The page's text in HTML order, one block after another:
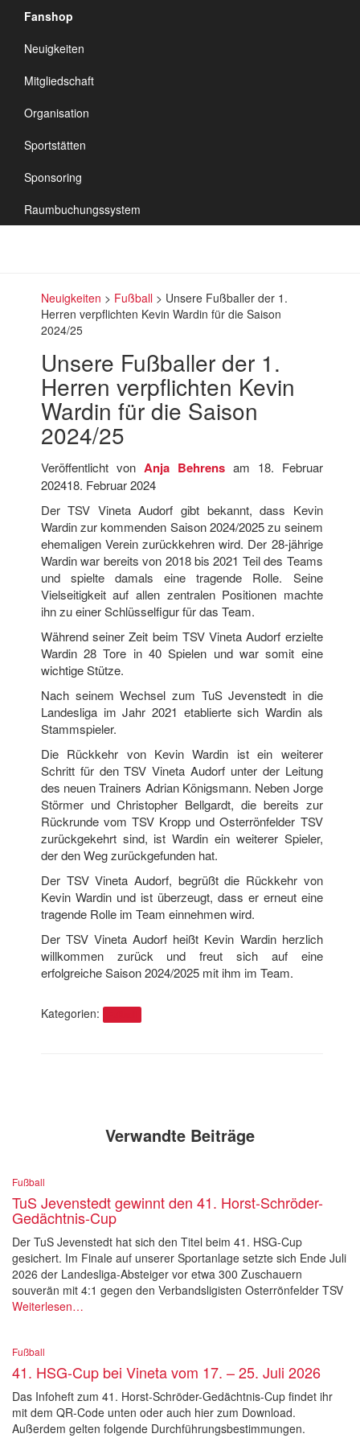
Fanshop
Neuigkeiten
Mitgliedschaft
Organisation
Sportstätten
Sponsoring
Raumbuchungssystem
TSV Vineta
Audorf
Neuigkeiten > Fußball> Unsere Fußballer der 1.
Herren verpflichten Kevin Wardin für die Saison
2024/25
Unsere Fußballer der 1.
Herren verpflichten Kevin
Wardin für die Saison
2024/25
Veröffentlicht von Anja Behrensam 18. Februar
202418. Februar 2024
Der TSV Vineta Audorf gibt bekannt, dass Kevin
Wardin zur kommenden Saison 2024/2025 zu seinem
ehemaligen Verein zurückkehren wird. Der 28-jährige
Wardin war bereits von 2018 bis 2021 Teil des Teams
und spielte damals eine tragende Rolle. Seine
Vielseitigkeit auf allen zentralen Positionen machte
ihn zu einer Schlüsselfigur für das Team.
Während seiner Zeit beim TSV Vineta Audorf erzielte
Wardin 28 Tore in 40 Spielen und war somit eine
wichtige Stütze.
Nach seinem Wechsel zum TuS Jevenstedt in die
Landesliga im Jahr 2021 etablierte sich Wardin als
Stammspieler.
Die Rückkehr von Kevin Wardin ist ein weiterer
Schritt für den TSV Vineta Audorf unter der Leitung
des neuen Trainers Adrian Königsmann. Neben Jorge
Störmer und Christopher Bellgardt, die bereits zur
Rückrunde vom TSV Kropp und Osterrönfelder TSV
zurückgekehrt sind, ist Wardin ein weiterer Spieler,
der den Weg zurückgefunden hat.
Der TSV Vineta Audorf, begrüßt die Rückkehr von
Kevin Wardin und ist überzeugt, dass er erneut eine
tragende Rolle im Team einnehmen wird.
Der TSV Vineta Audorf heißt Kevin Wardin herzlich
willkommen zurück und freut sich auf eine
erfolgreiche Saison 2024/2025 mit ihm im Team.
Kategorien:
Verwandte Beiträge
Fußball
TuS Jevenstedt gewinnt den 41. Horst-Schröder-
Gedächtnis-Cup
Der TuS Jevenstedt hat sich den Titel beim 41. HSG-Cup
gesichert. Im Finale auf unserer Sportanlage setzte sich Ende Juli
2026 der Landesliga-Absteiger vor etwa 300 Zuschauern
souverän mit 4:1 gegen den Verbandsligisten Osterrönfelder TSV
Weiterlesen…
Fußball
41. HSG-Cup bei Vineta vom 17. – 25. Juli 2026
Das Infoheft zum 41. Horst-Schröder-Gedächtnis-Cup findet ihr
mit dem QR-Code unten oder auch hier zum Download.
Außerdem gelten folgende Durchführungsbestimmungen.